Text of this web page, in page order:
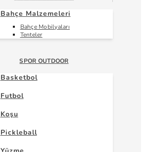
Bahçe Malzemeleri
Bahçe Mobilyaları
Tenteler
SPOR OUTDOOR
Basketbol
Futbol
Koşu
Pickleball